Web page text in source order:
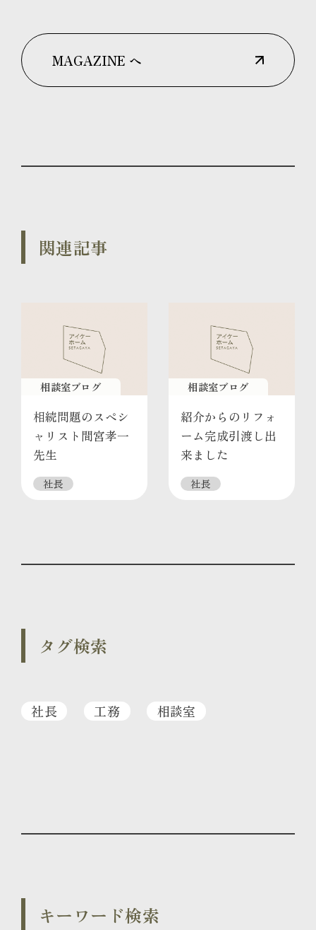
MAGAZINE へ
関連記事
相談室ブログ
相続問題のスペシ
ャリスト間宮孝一
先生
社長
相談室ブログ
紹介からのリフォ
ーム完成引渡し出
来ました
社長
タグ検索
社長 工務 相談室
キーワード検索